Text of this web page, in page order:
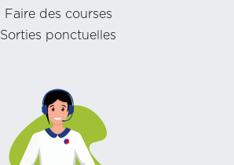
Faire des courses
Sorties ponctuelles